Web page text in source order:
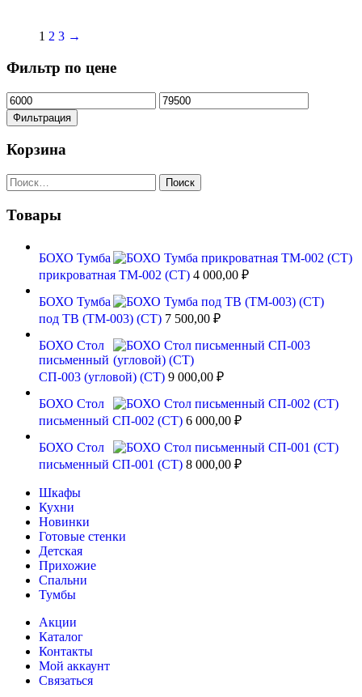
выбрать
1 2 3 →
Фильтр по цене
Минимальная
цена
Максимальная
цена
Фильтрация
Корзина
Найти:
Товары
БОХО Тумба
прикроватная ТМ-002 (СТ) 4 000,00 ₽
БОХО Тумба
под ТВ (ТМ-003) (СТ) 7 500,00 ₽
БОХО Стол
письменный
СП-003 (угловой) (СТ) 9 000,00 ₽
БОХО Стол
письменный СП-002 (СТ) 6 000,00 ₽
БОХО Стол
письменный СП-001 (СТ) 8 000,00 ₽
Шкафы
Кухни
Новинки
Готовые стенки
Детская
Прихожие
Спальни
Тумбы
Акции
Каталог
Контакты
Мой аккаунт
Связаться